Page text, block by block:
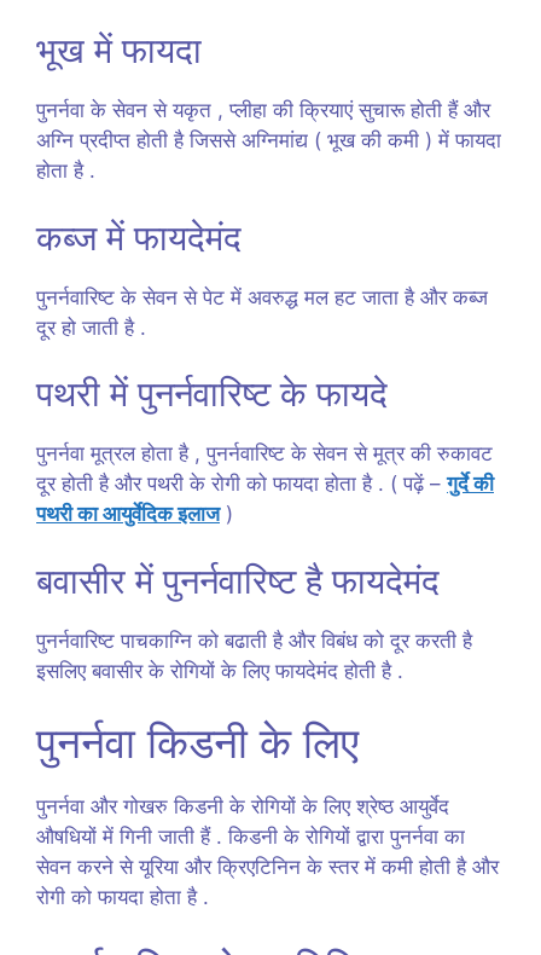
भूख में फायदा
पुनर्नवा के सेवन से यकृत , प्लीहा की क्रियाएं सुचारू होती हैं और
अग्नि प्रदीप्त होती है जिससे अग्निमांद्य ( भूख की कमी ) में फायदा
होता है .
कब्ज में फायदेमंद
पुनर्नवारिष्ट के सेवन से पेट में अवरुद्ध मल हट जाता है और कब्ज
दूर हो जाती है .
पथरी में पुनर्नवारिष्ट के फायदे
पुनर्नवा मूत्रल होता है , पुनर्नवारिष्ट के सेवन से मूत्र की रुकावट
दूर होती है और पथरी के रोगी को फायदा होता है . ( पढ़ें –गुर्दे की
पथरी का आयुर्वेदिक इलाज)
बवासीर में पुनर्नवारिष्ट है फायदेमंद
पुनर्नवारिष्ट पाचकाग्नि को बढाती है और विबंध को दूर करती है
इसलिए बवासीर के रोगियों के लिए फायदेमंद होती है .
पुनर्नवा किडनी के लिए
पुनर्नवा और गोखरु किडनी के रोगियों के लिए श्रेष्ठ आयुर्वेद
औषधियों में गिनी जाती हैं . किडनी के रोगियों द्वारा पुनर्नवा का
सेवन करने से यूरिया और क्रिएटिनिन के स्तर में कमी होती है और
रोगी को फायदा होता है .